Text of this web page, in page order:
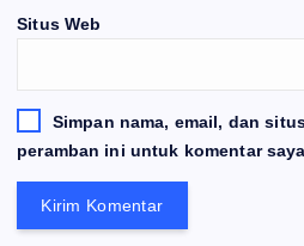
Situs Web
Simpan nama, email, dan
peramban ini untuk komentar